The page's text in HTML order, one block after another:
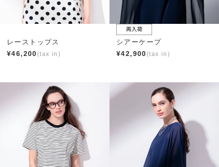
レーストップス
¥46,200
シアーケープ
¥42,900